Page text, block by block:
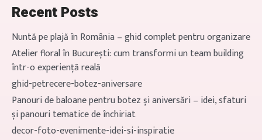
Recent Posts
Nuntă pe plajă în România – ghid complet pentru organizare
Atelier floral în București: cum transformi un team building
într-o experiență reală
ghid-petrecere-botez-aniversare
Panouri de baloane pentru botez și aniversări – idei, sfaturi
și panouri tematice de închiriat
decor-foto-evenimente-idei-si-inspiratie